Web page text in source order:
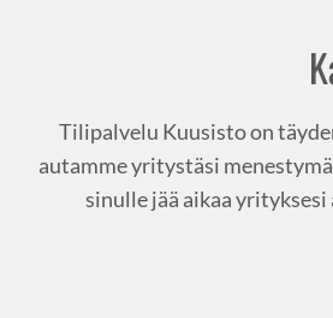
Tilipalvelu Kuusisto on
autamme yritystäsi
sinulle jää aikaa